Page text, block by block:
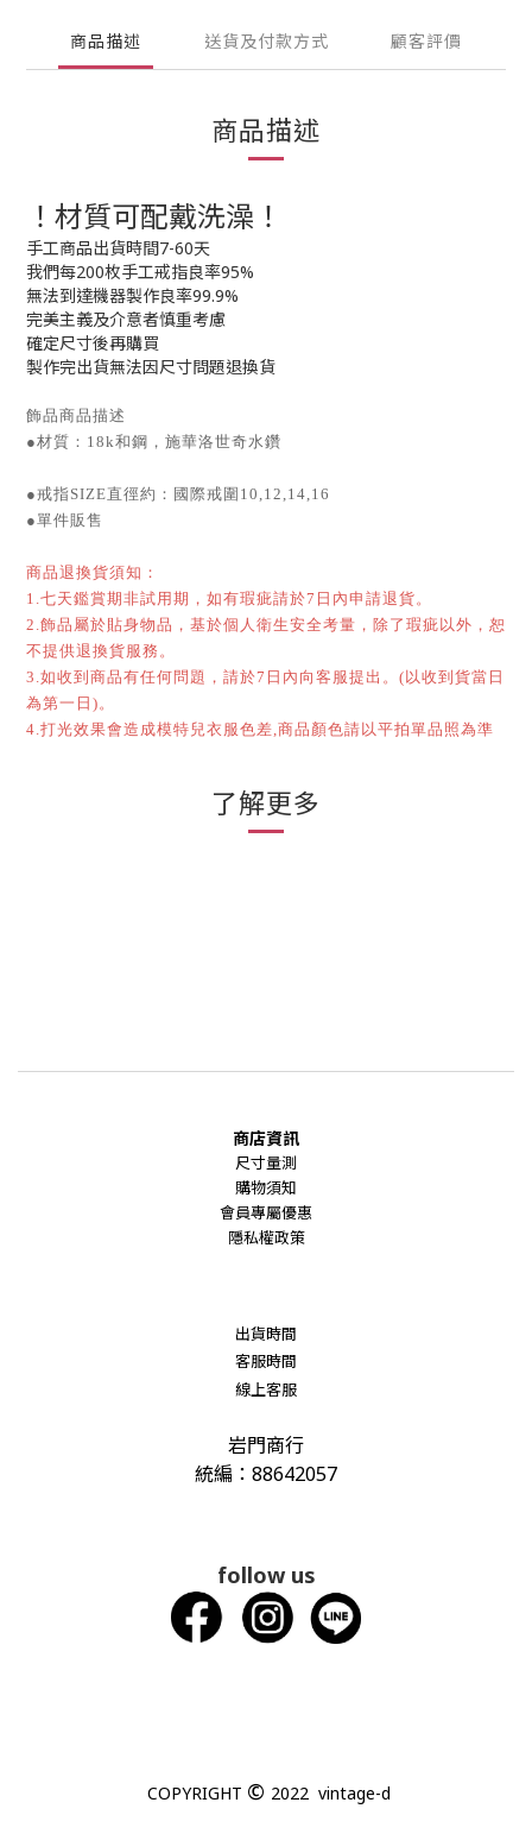
商品描述 送貨及付款方式 顧客評價
商品描述
！材質可配戴洗澡！
手工商品出貨時間7-60天
我們每200枚手工戒指良率95%
無法到達機器製作良率99.9%
完美主義及介意者慎重考慮
確定尺寸後再購買
製作完出貨無法因尺寸問題退換貨
飾品商品描述
●材質：18k和鋼，施華洛世奇水鑽
●戒指SIZE直徑約：國際戒圍10,12,14,16
●單件販售
商品退換貨須知：
1.七天鑑賞期非試用期，如有瑕疵請於7日內申請退貨。
2.飾品屬於貼身物品，基於個人衛生安全考量，除了瑕疵以外，恕
不提供退換貨服務。
3.如收到商品有任何問題，請於7日內向客服提出。(以收到貨當日
為第一日)。
4.打光效果會造成模特兒衣服色差,商品顏色請以平拍單品照為準
了解更多
商店資訊
尺寸量測
購物須知
會員專屬優惠
隱私權政策
出貨時間
客服時間
線上客服
岩門商行
統編：88642057
follow us
COPYRIGHT © 2022 vintage-d